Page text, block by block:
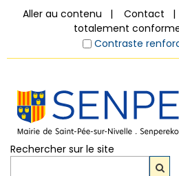
Aller au contenu Contact
totalement
Contraste
Rechercher sur le site